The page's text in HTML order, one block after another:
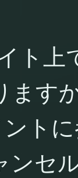
ト上
ます
ト
ンセ